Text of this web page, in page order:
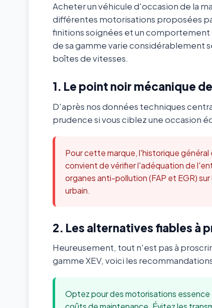
Acheter un véhicule d'occasion de la
différentes motorisations proposées
finitions soignées et un
de sa gamme varie considérablement
boîtes de vitesses.
1. Le point noir mécanique
D'après nos données techniques
prudence si vous ciblez une occasion
Pour cette marque, l'historique
convient de vérifier l'adéquation de
organes anti-pollution (FAP et EGR)
urbain.
2. Les alternatives fiables à
Heureusement, tout n'est pas à
gamme XEV, voici les
Optez pour des motorisations essence